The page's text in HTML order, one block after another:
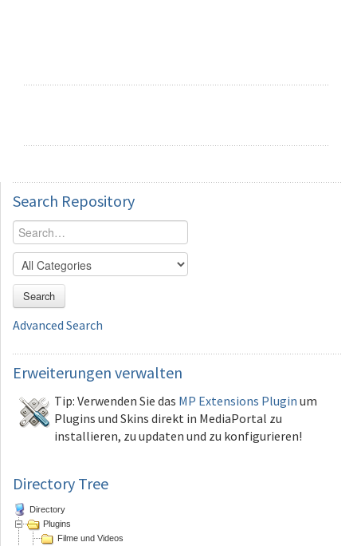
Search Repository
Search
Advanced Search
Erweiterungen verwalten
Tip: Verwenden Sie das MP Extensions Plugin um
Plugins und Skins direkt in MediaPortal zu
installieren, zu updaten und zu konfigurieren!
Directory Tree
Directory
Plugins
Filme und Videos